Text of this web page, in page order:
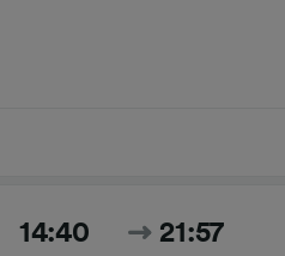
14:40 21:57